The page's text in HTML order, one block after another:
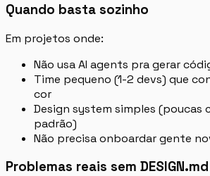
Quando basta sozinho
Em projetos onde:
Não usa AI agents pra gerar
Time pequeno (1-2 devs) que
cor
Design system simples (poucas
padrão)
Não precisa onboardar gente
Problemas reais sem DESIGN.md